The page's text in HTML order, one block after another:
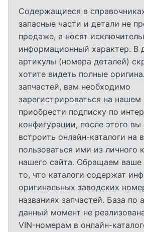
Содержащиеся в
запасные части и детали не
продаже, а носят
информационный характер. В
артикулы (номера деталей)
хотите видеть полные
запчастей, вам необходимо
зарегистрироваться на нашем
приобрести подписку по
конфигурации, после этого
встроить онлайн-каталоги на
пользоваться ими из личного
нашего сайта. Обращаем ваше
то, что каталоги содержат
оригинальных заводских
названиях запчастей. База по
данный момент не
VIN-номерам в онлайн-